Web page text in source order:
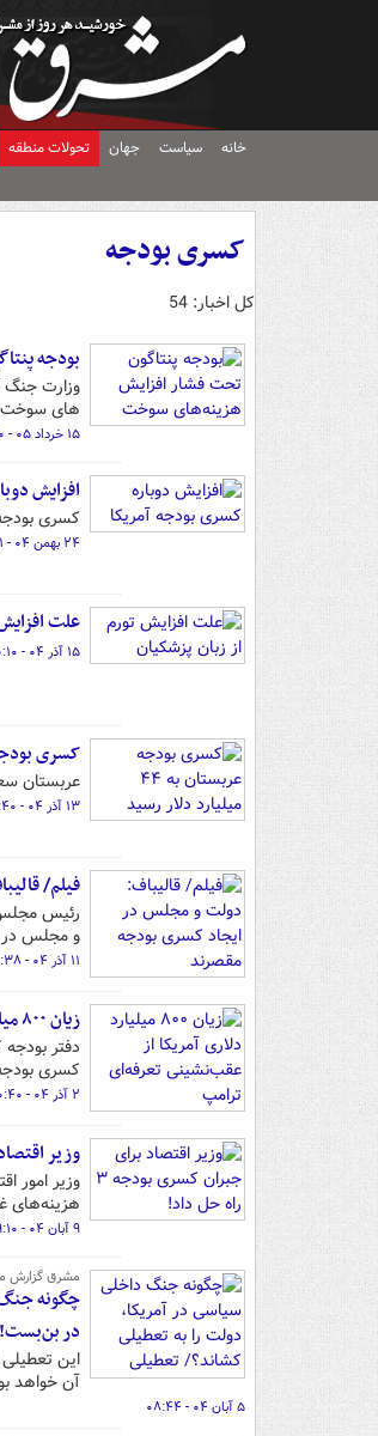
خانه سیاست جهان تحولات منطقه
کسری بودجه
کل اخبار: 54
بودجه
وزارت جنگ
های سوخت
۱۵ خرداد ۰۵ - ۰۵:۳۰
افزایش
کسری
۲۴ بهمن ۰۴ - ۱۷:۱۱
علت
۱۵ آذر ۰۴ - ۱۰:۱۰
کسری بودجه
عربستان
۱۳ آذر ۰۴ - ۰۶:۴۰
فیلم/
رئیس
و مجلس در
۱۱ آذر ۰۴ - ۱۶:۳۸
زیان ۸۰۰ میلیارد دلاری آمریکا از عقب‌نشینی تعرفه‌ای ترامپ
کسری
۲ آذر ۰۴ - ۰۰:۴۰
وزیر اقتصاد
وزیر امور
هزینه‌های
۹ آبان ۰۴ - ۰۹:۱۰
مشرق گزارش
چگونه جنگ
در بن‌بست!
این
آن خواهد
۵ آبان ۰۴ - ۰۸:۴۴